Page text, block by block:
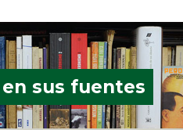
sus fuentes